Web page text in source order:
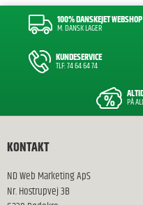
100% DANSKEJET WEBSHOP
M. DANSK LAGER
KUNDESERVICE
TLF: 74 64 64 74
PÅ
KONTAKT
ND Web Marketing ApS
Nr. Hostrupvej 3B